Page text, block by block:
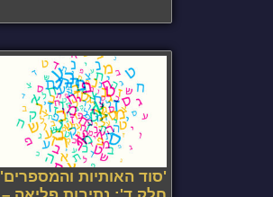
'סוד האותיות והמספרים'